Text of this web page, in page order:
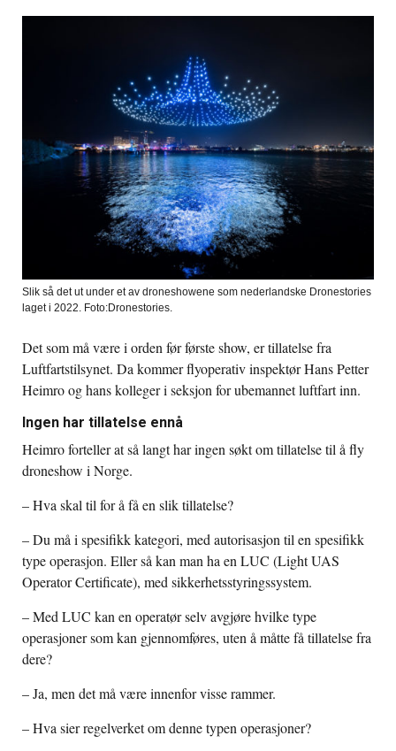
Slik så det ut under et av droneshowene som nederlandske Dronestories
laget i 2022. Foto:Dronestories.
Det som må være i orden før første show, er tillatelse fra
Luftfartstilsynet. Da kommer flyoperativ inspektør Hans Petter
Heimro og hans kolleger i seksjon for ubemannet luftfart inn.
Ingen har tillatelse ennå
Heimro forteller at så langt har ingen søkt om tillatelse til å fly
droneshow i Norge.
– Hva skal til for å få en slik tillatelse?
– Du må i spesifikk kategori, med autorisasjon til en spesifikk
type operasjon. Eller så kan man ha en LUC (Light UAS
Operator Certificate), med sikkerhetsstyringssystem.
– Med LUC kan en operatør selv avgjøre hvilke type
operasjoner som kan gjennomføres, uten å måtte få tillatelse fra
dere?
– Ja, men det må være innenfor visse rammer.
– Hva sier regelverket om denne typen operasjoner?